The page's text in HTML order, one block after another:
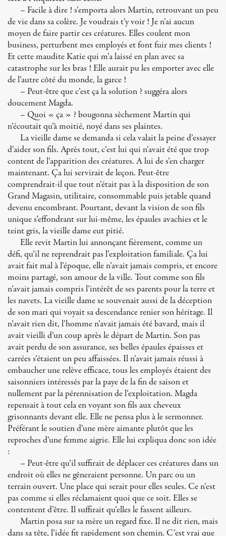
– Facile à dire ! s’emporta alors Martin, retrouvant un peu
de vie dans sa colère. Je voudrais t’y voir ! Je n’ai aucun
moyen de faire partir ces créatures. Elles coulent mon
business, perturbent mes employés et font fuir mes clients !
Et cette maudite Katie qui m’a laissé en plan avec sa
catastrophe sur les bras ! Elle aurait pu les emporter avec elle
de l’autre côté du monde, la garce !
– Peut-être que c’est ça la solution ? suggéra alors
doucement Magda.
– Quoi « ça » ? bougonna sèchement Martin qui
n’écoutait qu’à moitié, noyé dans ses plaintes.
La vieille dame se demanda si cela valait la peine d’essayer
d’aider son fils. Après tout, c’est lui qui n’avait été que trop
content de l’apparition des créatures. A lui de s’en charger
maintenant. Ça lui servirait de leçon. Peut-être
comprendrait-il que tout n’était pas à la disposition de son
Grand Magasin, utilitaire, consommable puis jetable quand
devenu encombrant. Pourtant, devant la vision de son fils
unique s’effondrant sur lui-même, les épaules avachies et le
teint gris, la vieille dame eut pitié.
Elle revit Martin lui annonçant fièrement, comme un
défi, qu’il ne reprendrait pas l’exploitation familiale. Ça lui
avait fait mal à l’époque, elle n’avait jamais compris, et encore
moins partagé, son amour de la ville. Tout comme son fils
n’avait jamais compris l’intérêt de ses parents pour la terre et
les navets. La vieille dame se souvenait aussi de la déception
de son mari qui voyait sa descendance renier son héritage. Il
n’avait rien dit, l’homme n’avait jamais été bavard, mais il
avait vieilli d’un coup après le départ de Martin. Son pas
avait perdu de son assurance, ses belles épaules épaisses et
carrées s’étaient un peu affaissées. Il n’avait jamais réussi à
embaucher une relève efficace, tous les employés étaient des
saisonniers intéressés par la paye de la fin de saison et
nullement par la pérennisation de l’exploitation. Magda
repensait à tout cela en voyant son fils aux cheveux
grisonnants devant elle. Elle ne pensa plus à le sermonner.
Préférant le soutien d’une mère aimante plutôt que les
reproches d’une femme aigrie. Elle lui expliqua donc son idée
:
– Peut-être qu’il suffirait de déplacer ces créatures dans un
endroit où elles ne gêneraient personne. Un parc ou un
terrain ouvert. Une place qui serait pour elles seules. Ce n’est
pas comme si elles réclamaient quoi que ce soit. Elles se
contentent d’être. Il suffirait qu’elles le fassent ailleurs.
Martin posa sur sa mère un regard fixe. Il ne dit rien, mais
dans sa tête, l’idée fit rapidement son chemin. C’est vrai que